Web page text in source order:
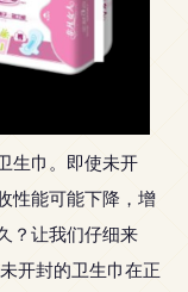
生巾。即使未开
性能可能下降，增
？让我们仔细来
开封的卫生巾在正